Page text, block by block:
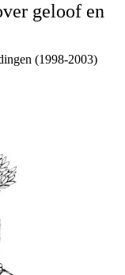
geloof en
(1998-2003)